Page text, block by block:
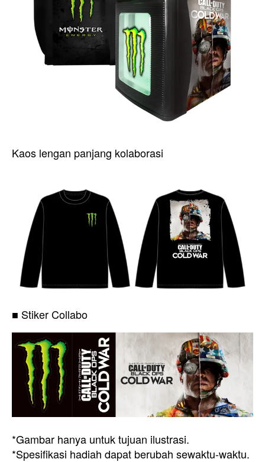
Kaos lengan panjang kolaborasi
■ Stiker Collabo
*Gambar hanya untuk tujuan ilustrasi.
*Spesifikasi hadiah dapat berubah sewaktu-waktu.